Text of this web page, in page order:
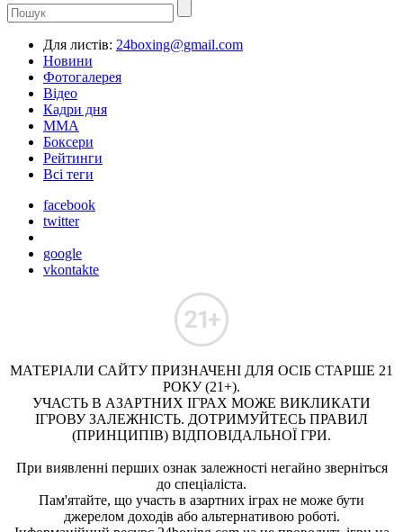
Для листів: 24boxing@gmail.com
Новини
Фотогалерея
Відео
Кадри дня
ММА
Боксери
Рейтинги
Всі теги
facebook
twitter
google
vkontakte
МАТЕРІАЛИ САЙТУ ПРИЗНАЧЕНІ ДЛЯ ОСІБ СТАРШЕ 21
РОКУ (21+).
УЧАСТЬ В АЗАРТНИХ ІГРАХ МОЖЕ ВИКЛИКАТИ
ІГРОВУ ЗАЛЕЖНІСТЬ. ДОТРИМУЙТЕСЬ ПРАВИЛ
(ПРИНЦИПІВ) ВІДПОВІДАЛЬНОЇ ГРИ.
При виявленні перших ознак залежності негайно зверніться
до спеціаліста.
Пам'ятайте, що участь в азартних іграх не може бути
джерелом доходів або альтернативою роботі.